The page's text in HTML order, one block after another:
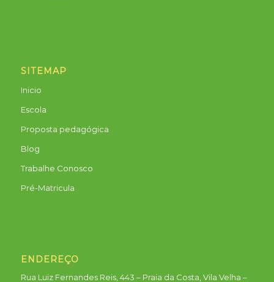
SITEMAP
Inicio
Escola
Proposta pedagógica
Blog
Trabalhe Conosco
Pré-Matricula
ENDEREÇO
Rua Luiz Fernandes Reis, 443 – Praia da Costa, Vila Velha –